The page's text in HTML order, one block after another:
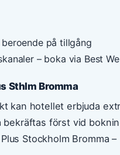
på tillgång
– boka via Best
Sthlm Bromma
kan hotellet erbjuda
först vid
Stockholm Bromma